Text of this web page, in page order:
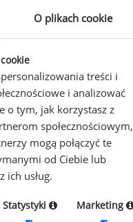
raportu?
O plikach cookie
treści i
i analizować
o tym, jak korzystasz z
społecznościowym,
mogą połączyć te
od Ciebie lub
ich usług.
Statystyki Marketing